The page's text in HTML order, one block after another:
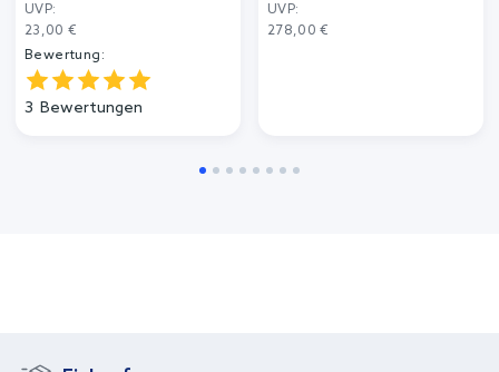
UVP:
23,00 €
Bewertung:
3 Bewertungen
UVP:
278,00 €